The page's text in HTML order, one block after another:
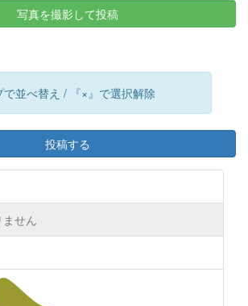
写真を撮影して投稿
並べ替え / 『×』で選択解除
投稿する
せん